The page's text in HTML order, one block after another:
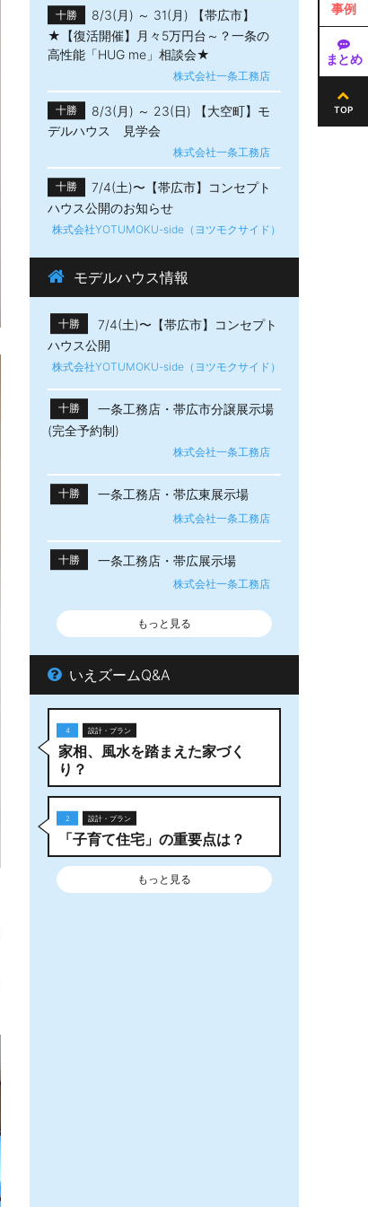
十勝
8/3(月) ～ 31(月) 【帯広市】
★【復活開催】月々5万円台～？一条の
高性能「HUG me」相談会★
株式会社一条工務店
十勝
8/3(月) ～ 23(日) 【大空町】モ
デルハウス 見学会
株式会社一条工務店
十勝
7/4(土)〜【帯広市】​コンセプト
ハウス公開のお知らせ
株式会社YOTUMOKU-side（ヨツモクサイド）
モデルハウス情報
十勝
7/4(土)〜【帯広市】​コンセプト
ハウス公開
株式会社YOTUMOKU-side（ヨツモクサイド）
十勝
一条工務店・帯広市分譲展示場
(完全予約制)
株式会社一条工務店
十勝 一条工務店・帯広東展示場
株式会社一条工務店
十勝 一条工務店・帯広展示場
株式会社一条工務店
もっと見る
いえズームQ&A
4 設計・プラン
家相、風水を踏まえた家づく
り？
2 設計・プラン
「子育て住宅」の重要点は？
もっと見る
事例
まとめ
TOP